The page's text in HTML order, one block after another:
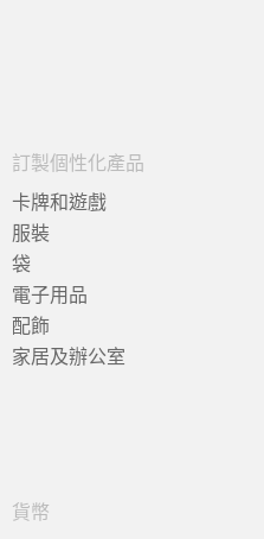
訂製個性化產品
卡牌和遊戲
服裝
袋
電子用品
配飾
家居及辦公室
貨幣